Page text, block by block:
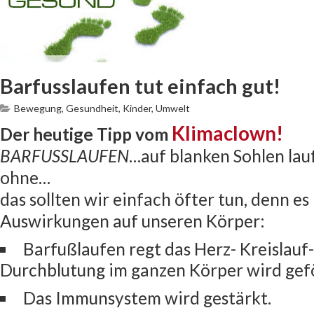
Barfusslaufen tut einfach gut!
Bewegung, Gesundheit, Kinder, Umwelt
Der heutige Tipp vom Klimaclown!
BARFUSSLAUFEN…auf blanken Sohlen
ohne…
das sollten wir einfach öfter tun, denn
Auswirkungen auf unseren Körper:
Barfußlaufen regt das Herz-
Durchblutung im ganzen Körper wird
Das Immunsystem wird gestärkt.